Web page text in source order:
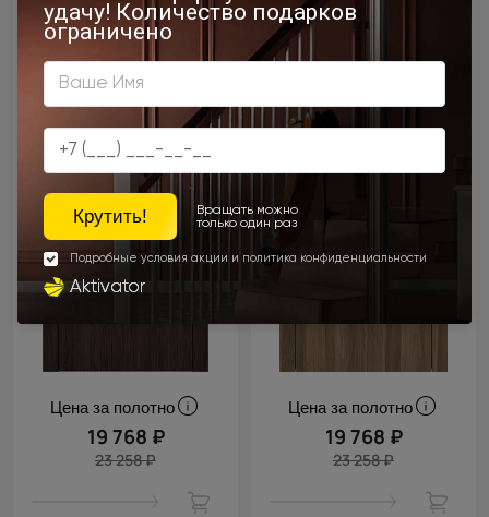
Цена за полотно
19 768 ₽
23 258 ₽
Цена за полотно
19 768 ₽
23 258 ₽